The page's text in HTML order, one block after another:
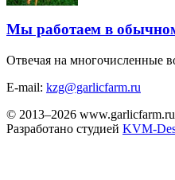
Мы работаем в
Отвечая на многочисленные
E-mail: kzg@garlicfarm.ru
© 2013–2026 www.garlicfarm.ru
Разработано студией KVM-